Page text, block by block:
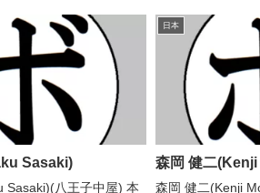
Sasaki)
Sasaki)(八王子中屋) 本
日本
森岡 健二
森岡 健二(Kenji